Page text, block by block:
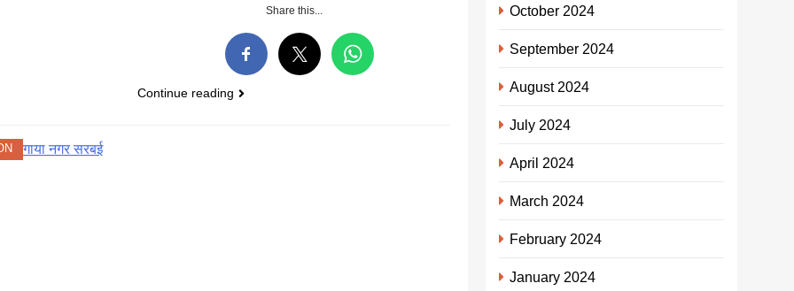
ज्ञापन।
रात्रि गश्त के दौरान
ग्राम सिंगारपुर से
आरोपी को अवैध
हथियार देशी कट्टा,
कारतूस सहित किया
गिरफ्तार।
CRIME
देशभर मे 15 हजार
Share this...
Continue reading
पुरुषोत्तम श्री
राम की प्राण
11000 दीपों
से जगमगाया
October 2024
September 2024
August 2024
July 2024
April 2024
March 2024
February 2024
January 2024